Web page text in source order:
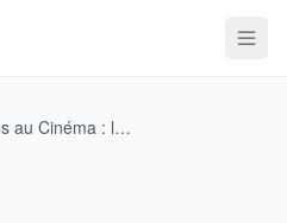
Types de Plans au Cinéma : l'Échelle Expliquée